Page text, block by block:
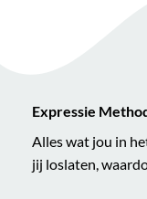
Expressie
Alles wat jou in
jij loslaten,